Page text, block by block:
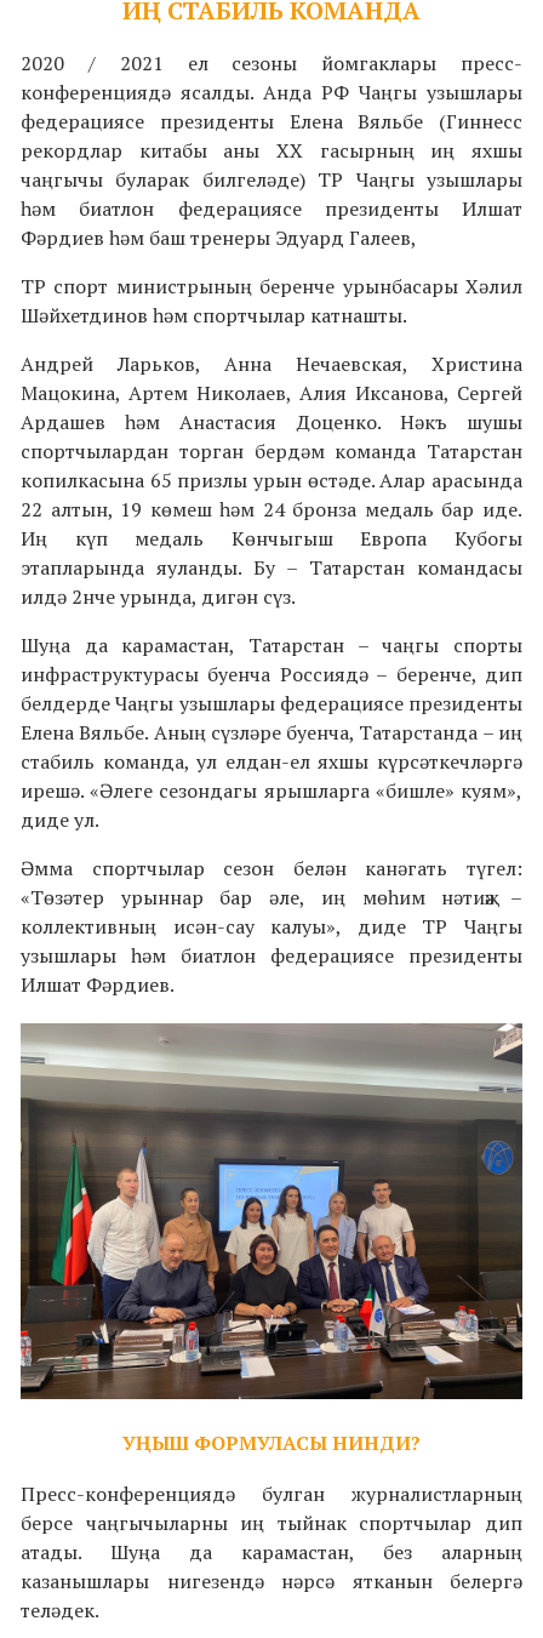
ИҢ СТАБИЛЬ КОМАНДА
2020 / 2021 ел сезоны йомгаклары пресс-
конференциядә ясалды. Анда РФ Чаңгы узышлары
федерациясе президенты Елена Вяльбе (Гиннесс
рекордлар китабы аны XX гасырның иң яхшы
чаңгычы буларак билгеләде) ТР Чаңгы узышлары
һәм биатлон федерациясе президенты Илшат
Фәрдиев һәм баш тренеры Эдуард Галеев,
ТР спорт министрының беренче урынбасары Хәлил
Шәйхетдинов һәм спортчылар катнашты.
Андрей Ларьков, Анна Нечаевская, Христина
Мацокина, Артем Николаев, Алия Иксанова, Сергей
Ардашев һәм Анастасия Доценко. Нәкъ шушы
спортчылардан торган бердәм команда Татарстан
копилкасына 65 призлы урын өстәде. Алар арасында
22 алтын, 19 көмеш һәм 24 бронза медаль бар иде.
Иң күп медаль Көнчыгыш Европа Кубогы
этапларында яуланды. Бу – Татарстан командасы
илдә 2нче урында, дигән сүз.
Шуңа да карамастан, Татарстан – чаңгы спорты
инфраструктурасы буенча Россиядә – беренче, дип
белдерде Чаңгы узышлары федерациясе президенты
Елена Вяльбе. Аның сүзләре буенча, Татарстанда – иң
стабиль команда, ул елдан-ел яхшы күрсәткечләргә
ирешә. «Әлеге сезондагы ярышларга «бишле» куям»,
диде ул.
Әмма спортчылар сезон белән канәгать түгел:
«Төзәтер урыннар бар әле, иң мөһим нәтиҗә –
коллективның исән-сау калуы», диде ТР Чаңгы
узышлары һәм биатлон федерациясе президенты
Илшат Фәрдиев.
УҢЫШ ФОРМУЛАСЫ НИНДИ?
Пресс-конференциядә булган журналистларның
берсе чаңгычыларны иң тыйнак спортчылар дип
атады. Шуңа да карамастан, без аларның
казанышлары нигезендә нәрсә ятканын белергә
теләдек.